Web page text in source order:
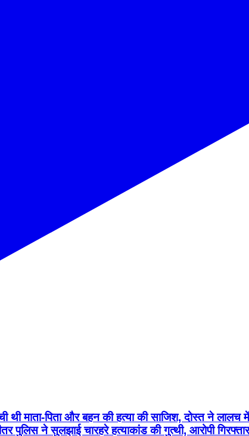
थी माता-पिता और बहन की हत्या की साजिश, दोस्त ने
ने सुलझाई चारहरे हत्याकांड की गुत्थी, आरोपी